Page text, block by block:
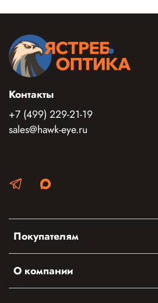
Покупателям
О компании
Контакты
+7 (499) 229-21-19
sales@hawk-eye.ru